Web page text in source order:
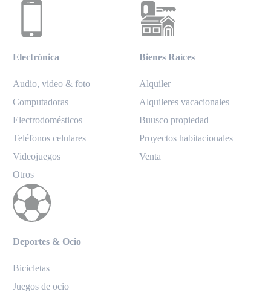
Electrónica
Audio, video & foto
Computadoras
Electrodomésticos
Teléfonos celulares
Videojuegos
Otros
Bienes Raíces
Alquiler
Alquileres vacacionales
Buusco propiedad
Proyectos habitacionales
Venta
Deportes & Ocio
Bicicletas
Juegos de ocio